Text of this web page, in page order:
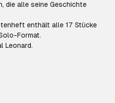
die alle seine Geschichte
enthält alle 17 Stücke
Format.
Leonard.